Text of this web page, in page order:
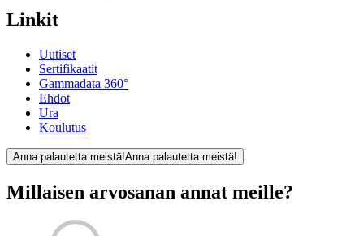
Linkit
Uutiset
Sertifikaatit
Gammadata 360°
Ehdot
Ura
Koulutus
Anna palautetta meistä!Anna palautetta meistä!
Millaisen arvosanan annat meille?